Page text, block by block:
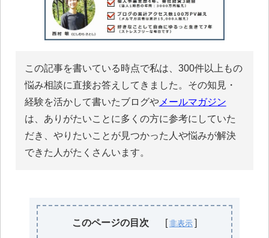
この記事を書いている時点で私は、300件以上もの
悩み相談に直接お答えしてきました。その知見・
経験を活かして書いたブログやメールマガジン
は、ありがたいことに多くの方に参考にしていた
だき、やりたいことが見つかった人や悩みが解決
できた人がたくさんいます。
このページの目次